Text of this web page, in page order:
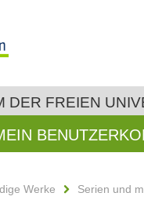
DER FREIEN
Werke Serien und